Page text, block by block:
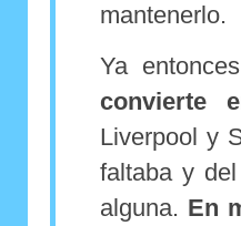
mantenerlo.
Ya
convierte
Liverpool y
faltaba y
alguna. En